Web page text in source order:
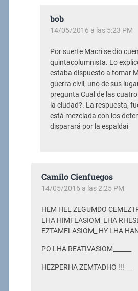
bob
14/05/2016 a las 5:23 PM
Por suerte Macri se dio
quintacolumnista. Lo
estaba dispuesto a tomar
guerra civil, uno de sus
pregunta Cual de las
la ciudad?. La respuesta,
está mezclada con los
disparará por la espaldai
Camilo Cienfuegos
14/05/2016 a las 2:25 PM
HEM HEL ZEGUMDO
LHA HIMFLASIOM_LHA
EZTAMFLASIOM_ HY LHA
PO LHA REATIVASIOM______
HEZPERHA ZEMTADHO !!!___